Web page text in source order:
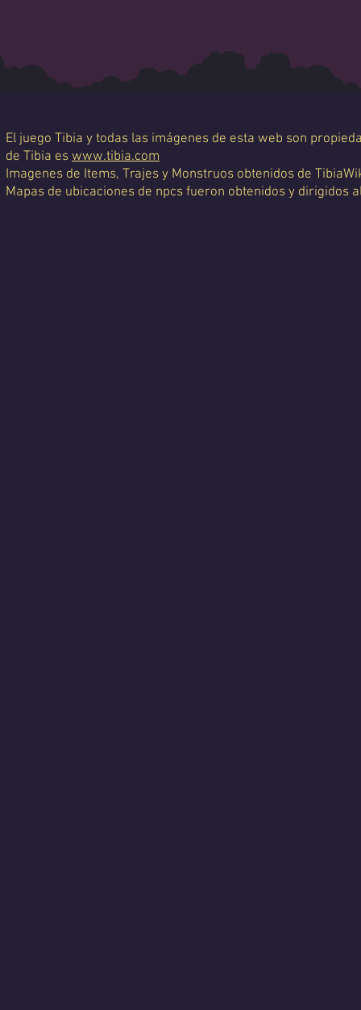
El juego Tibia y todas las imágenes de esta web son
de Tibia es www.tibia.com
Imagenes de Items, Trajes y Monstruos obtenidos de
Mapas de ubicaciones de npcs fueron obtenidos y dirigidos